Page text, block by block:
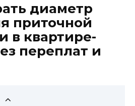
диаметр
приточной
в квартире-
переплат и